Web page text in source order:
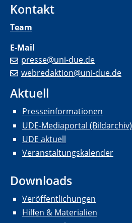
Kontakt
Team
E-Mail
presse@uni-due.de
webredaktion@uni-due.de
Aktuell
Presseinformationen
UDE-Mediaportal (Bildarchiv)
UDE aktuell
Veranstaltungskalender
Downloads
Veröffentlichungen
Hilfen & Materialien